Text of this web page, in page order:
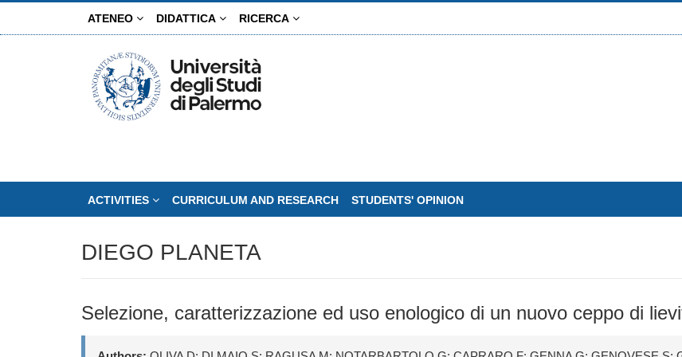
ATENEO DIDATTICA RICERCA
ACTIVITIES CURRICULUM AND RESEARCH STUDENTS' OPINION
DIEGO PLANETA
Selezione, caratterizzazione ed uso enologico di un nuovo ceppo di